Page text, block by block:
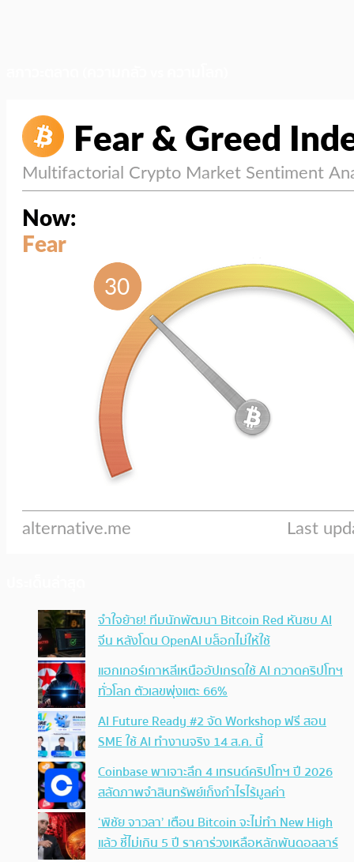
จำใจย้าย! ทีมนักพัฒนา Bitcoin Red หันซบ AI
จีน หลังโดน OpenAI บล็อกไม่ให้ใช้
แฮกเกอร์เกาหลีเหนืออัปเกรดใช้ AI กวาดคริปโทฯ
ทั่วโลก ตัวเลขพุ่งแตะ 66%
AI Future Ready #2 จัด Workshop ฟรี สอน
SME ใช้ AI ทำงานจริง 14 ส.ค. นี้
Coinbase พาเจาะลึก 4 เทรนด์คริปโทฯ ปี 2026
สลัดภาพจำสินทรัพย์เก็งกำไรไร้มูลค่า
‘พิชัย จาวลา’ เตือน Bitcoin จะไม่ทำ New High
แล้ว ชี้ไม่เกิน 5 ปี ราคาร่วงเหลือหลักพันดอลลาร์